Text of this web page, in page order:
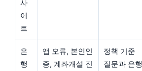
사
이
트
은
행
앱 오류, 본인인
증, 계좌개설 진
정책 기준
질문과 은행